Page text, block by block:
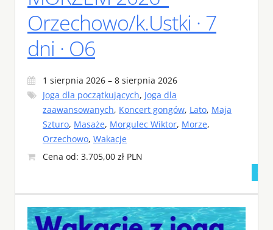
Orzechowo/k.Ustki · 7
dni · O6
1 sierpnia 2026 – 8 sierpnia 2026
Joga dla początkujących, Joga dla
zaawansowanych, Koncert gongów, Lato, Maja
Szturo, Masaże, Morgulec Wiktor, Morze,
Orzechowo, Wakacje
Cena od: 3.705,00 zł PLN